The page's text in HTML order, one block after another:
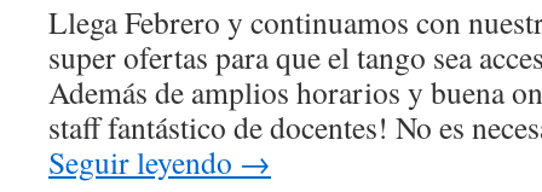
Llega Febrero y continuamos con
super ofertas para que el tango sea
Además de amplios horarios y buena
staff fantástico de docentes! No es
Seguir leyendo →